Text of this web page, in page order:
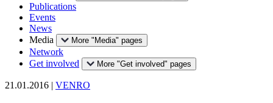
Publications
Events
News
Media
More "Media" pages
Network
Get involved
More "Get involved" pages
21.01.2016 | VENRO